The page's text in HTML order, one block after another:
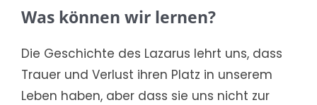
Was können wir lernen?
Die Geschichte des Lazarus lehrt uns, dass
Trauer und Verlust ihren Platz in unserem
Leben haben, aber dass sie uns nicht zur